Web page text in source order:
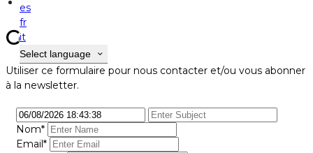
es
fr
it
Select language
Contact
Utiliser ce formulaire pour nous contacter et/ou vous abonner
à la newsletter.
Nom*
Email*